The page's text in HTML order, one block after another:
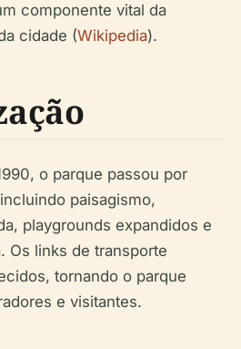
componente vital da
cidade (Wikipedia).
o parque passou por
paisagismo,
playgrounds expandidos e
Os links de transporte
tornando o parque
e visitantes.